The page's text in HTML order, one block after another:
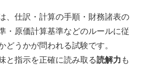
、仕訳・計算の手順・財務諸表の
・原価計算基準などのルールに従
どうかが問われる試験です。
と指示を正確に読み取る読解力 も